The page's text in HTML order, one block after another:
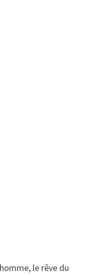
le rêve du